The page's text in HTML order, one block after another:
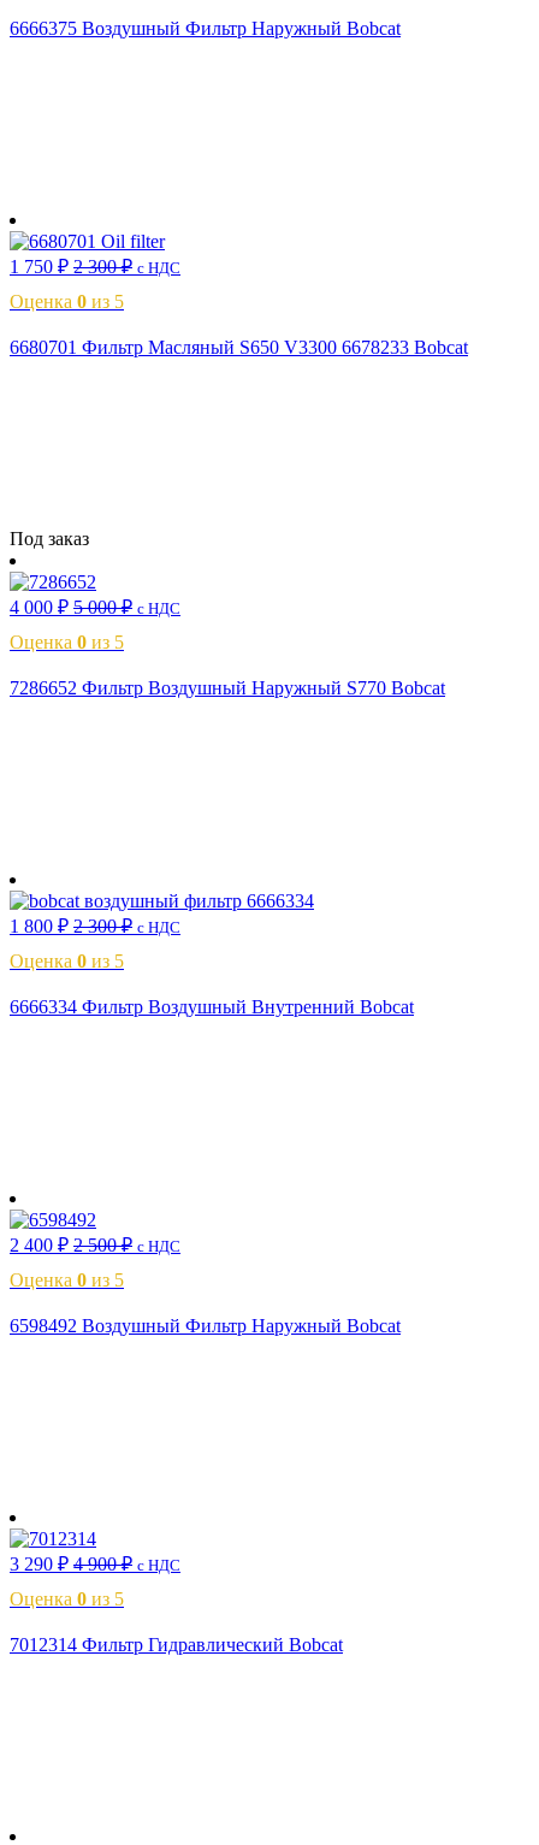
6666375 Воздушный Фильтр Наружный Bobcat
1 750 ₽ 2 300₽ с НДС
Оценка 0 из 5
6680701 Фильтр Масляный S650 V3300 6678233 Bobcat
Под заказ
4 000 ₽ 5 000₽ с НДС
Оценка 0 из 5
7286652 Фильтр Воздушный Наружный S770 Bobcat
1 800 ₽ 2 300₽ с НДС
Оценка 0 из 5
6666334 Фильтр Воздушный Внутренний Bobcat
2 400 ₽ 2 500₽ с НДС
Оценка 0 из 5
6598492 Воздушный Фильтр Наружный Bobcat
3 290 ₽ 4 900₽ с НДС
Оценка 0 из 5
7012314 Фильтр Гидравлический Bobcat